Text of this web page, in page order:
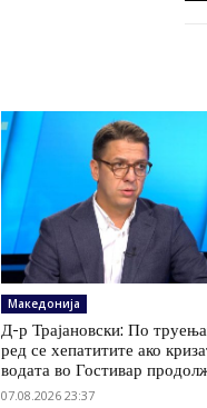
Македонија
Д-р Трајановски: По
ред се хепатитите ако
водата во Гостивар
07.08.2026 23:37